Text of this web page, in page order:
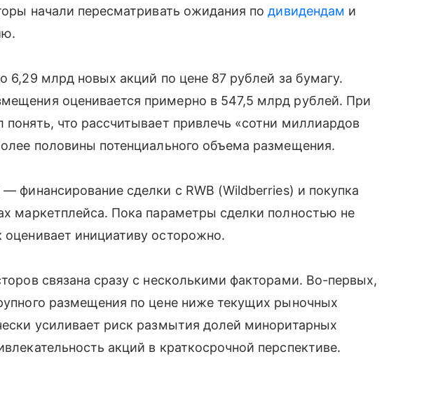
начали пересматривать ожидания подивидендам и
6,29 млрд новых акций по цене 87 рублей за бумагу.
оценивается примерно в 547,5 млрд рублей. При
что рассчитывает привлечь «сотни миллиардов
половины потенциального объема размещения.
финансирование сделки с RWB (Wildberries) и покупка
маркетплейса. Пока параметры сделки полностью не
инициативу осторожно.
связана сразу с несколькими факторами. Во-первых,
размещения по цене ниже текущих рыночных
усиливает риск размытия долей миноритарных
акций в краткосрочной перспективе.